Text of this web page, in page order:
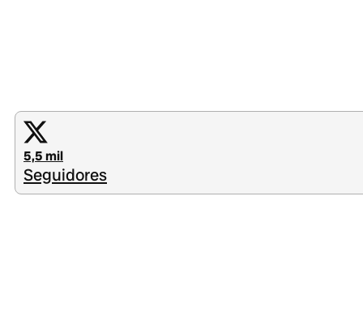
5,5 mil
Seguidores